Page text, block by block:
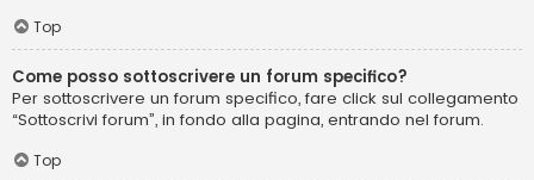
Top
Come posso sottoscrivere un forum specifico?
Per sottoscrivere un forum specifico, fare click sul collegamento
“Sottoscrivi forum”, in fondo alla pagina, entrando nel forum.
Top